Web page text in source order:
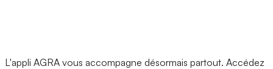
L'appli AGRA vous accompagne désormais partout. Accédez